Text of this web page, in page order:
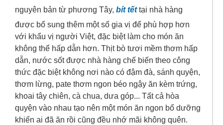
nguyên bản từ phương Tây, bít tếttại nhà hàng
được bổ sung thêm một số gia vị để phù hợp hơn
với khẩu vị người Việt, đặc biệt làm cho món ăn
không thể hấp dẫn hơn. Thịt bò tươi mềm thơm hấp
dẫn, nước sốt được nhà hàng chế biến theo công
thức đặc biệt không nơi nào có đậm đà, sánh quyện,
thơm lừng, pate thơm ngon béo ngậy ăn kèm trứng,
khoai tây chiên, cà chua, dưa góp... Tất cả hòa
quyện vào nhau tạo nên một món ăn ngon bổ dưỡng
khiến ai đã ăn rồi cũng đều nhớ mãi không quên.